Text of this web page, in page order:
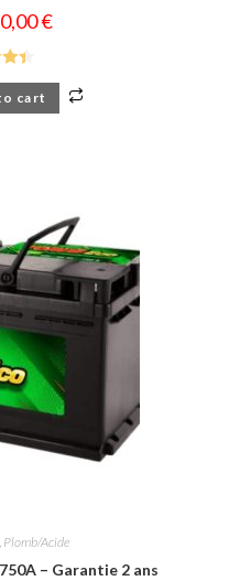
€
5 cart
, Plomb/Acide
– Garantie 2 ans